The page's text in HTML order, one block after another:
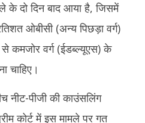
– 12 जनवरी से शुरू होगी एनईईटी पीजी की
के दो दिन बाद आया है, जिसमें
ओबीसी (अन्य पिछड़ा वर्ग)
कमजोर वर्ग (ईडब्ल्यूएस) के
चाहिए।
पीजी की काउंसलिंग
कोर्ट में इस मामले पर गत